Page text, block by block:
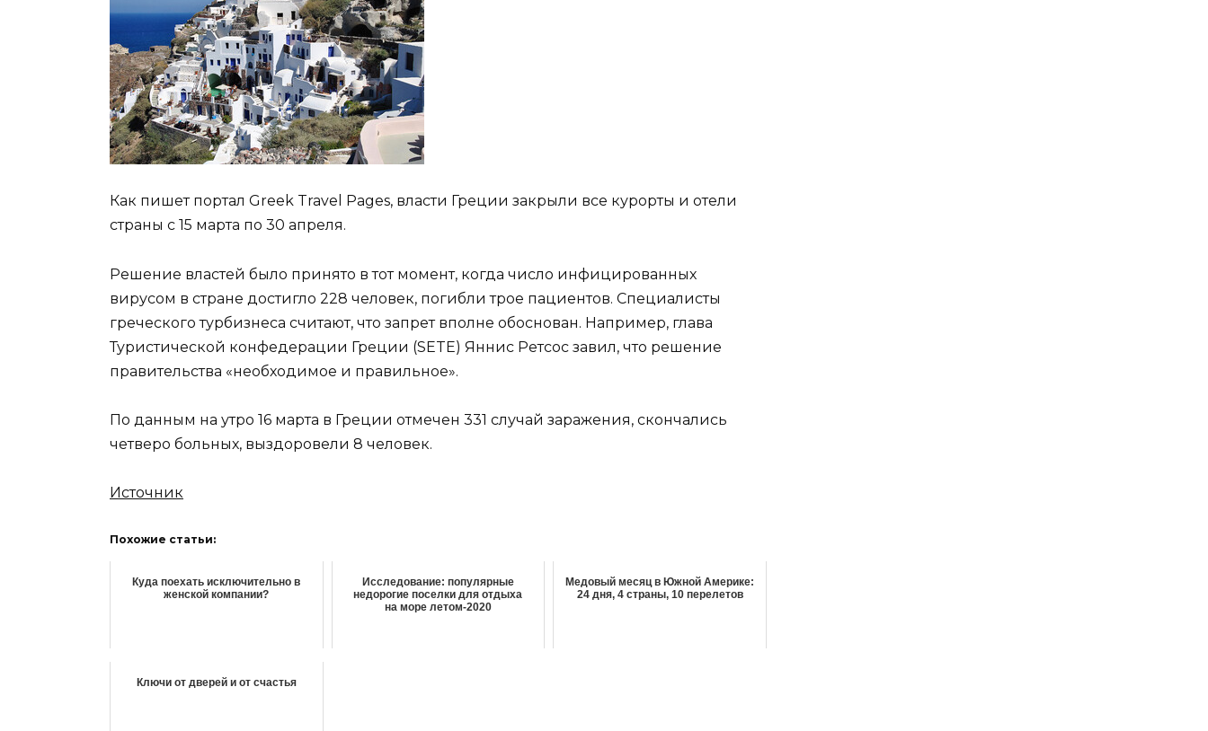
Как пишет портал Greek Travel Pages, власти Греции закрыли все курорты и отели
страны с 15 марта по 30 апреля.
Решение властей было принято в тот момент, когда число инфицированных
вирусом в стране достигло 228 человек, погибли трое пациентов. Специалисты
греческого турбизнеса считают, что запрет вполне обоснован. Например, глава
Туристической конфедерации Греции (SETE) Яннис Ретсос завил, что решение
правительства «необходимое и правильное».
По данным на утро 16 марта в Греции отмечен 331 случай заражения, скончались
четверо больных, выздоровели 8 человек.
Источник
Похожие статьи:
Куда поехать исключительно в
женской компании?
Исследование: популярные
недорогие поселки для отдыха
на море летом-2020
Медовый месяц в Южной Америке:
24 дня, 4 страны, 10 перелетов
Ключи от дверей и от счастья